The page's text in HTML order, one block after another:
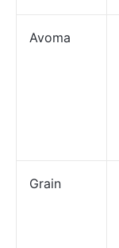
Avoma
Grain